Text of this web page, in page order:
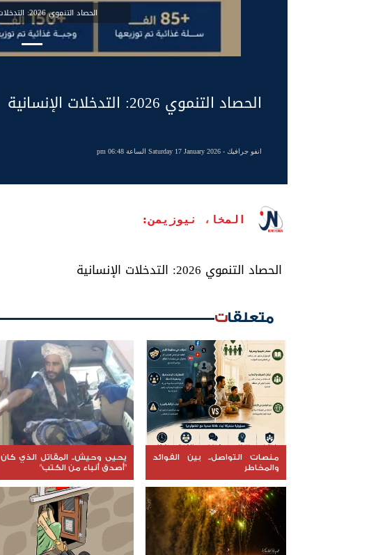
الحصاد التنموي 2026: التدخلات الإنسانية
الحصاد التنموي 2026: التدخلات الإنسانية
انفو جرافيك- Saturday 17 January 2026 الساعة 06:48 pm
المخا، نيوزيمن:
الحصاد التنموي 2026: التدخلات الإنسانية
متعلقات
منصات التواصل.. بين الفوائد
والمخاطر
يحيى وحيش.. المقاتل الذي كان
"أصدق أنباء من الكتب"